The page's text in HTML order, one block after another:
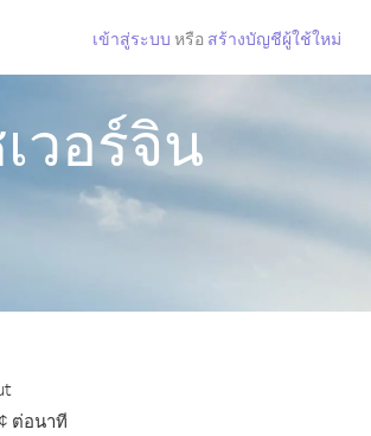
เข้าสู่ระบบ หรือ สร้างบัญชีผู้ใช้ใหม่
วอร์จิน
ต่อนาที